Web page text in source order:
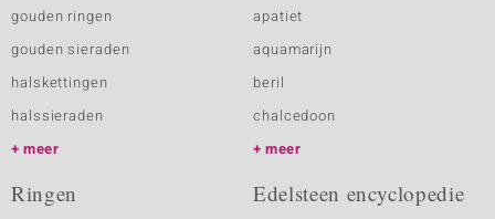
gouden ringen
gouden sieraden
halskettingen
halssieraden
meer
apatiet
aquamarijn
beril
chalcedoon
meer
Ringen Edelsteen encyclopedie